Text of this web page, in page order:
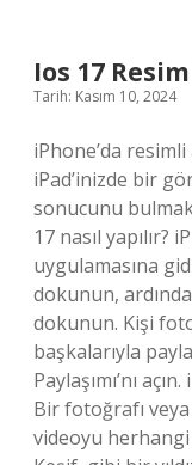
Ios 17
Tarih: Kasım 10, 2024
iPhone’da resimli
iPad’inizde bir
sonucunu bulmak
17 nasıl yapılır?
uygulamasına
dokunun,
dokunun. Kişi
başkalarıyla
Paylaşımı’nı
Bir fotoğrafı
videoyu